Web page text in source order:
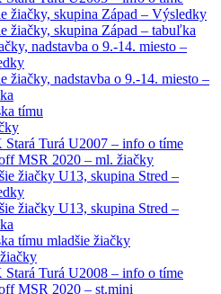
žiačky, skupina Západ – Výsledky
žiačky, skupina Západ – tabuľka
nadstavba o 9.-14. miesto –
žiačky, nadstavba o 9.-14. miesto –
tímu
Turá U2007 – info o tíme
MSR 2020 – ml. žiačky
žiačky U13, skupina Stred –
žiačky U13, skupina Stred –
tímu mladšie žiačky
Turá U2008 – info o tíme
MSR 2020 – st.mini